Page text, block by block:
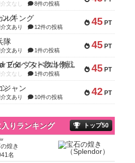
文なし 8件の投稿
45 PT
ルキング
文あり 12件の投稿
45 PT
隊
文あり 1件の投稿
45 PT
Bitter End ブタペスト救出作戦
文なし 1件の投稿
42 PT
ジャン
文あり 10件の投稿
りランキング トップ50
煌き
名